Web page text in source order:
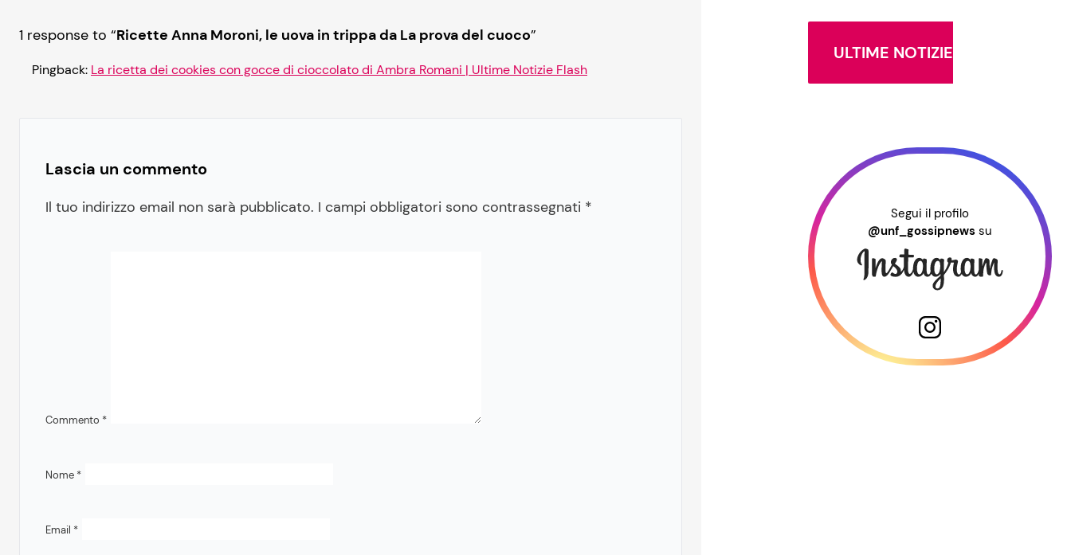
1 response to “Ricette Anna Moroni, le uova in trippa da La prova del cuoco”
Pingback: La ricetta dei cookies con gocce di cioccolato di Ambra Romani | Ultime Notizie Flash
Lascia un commento
Il tuo indirizzo email non sarà pubblicato. I campi obbligatori sono contrassegnati *
Commento *
Nome *
Email *
ULTIME NOTIZIE
Segui il profilo
@unf_gossipnews su